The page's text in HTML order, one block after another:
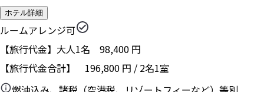
ホテル詳細
ルームアレンジ可
【旅行代金】大人1名 98,400 円
【旅行代金合計】 196,800 円 / 2名1室